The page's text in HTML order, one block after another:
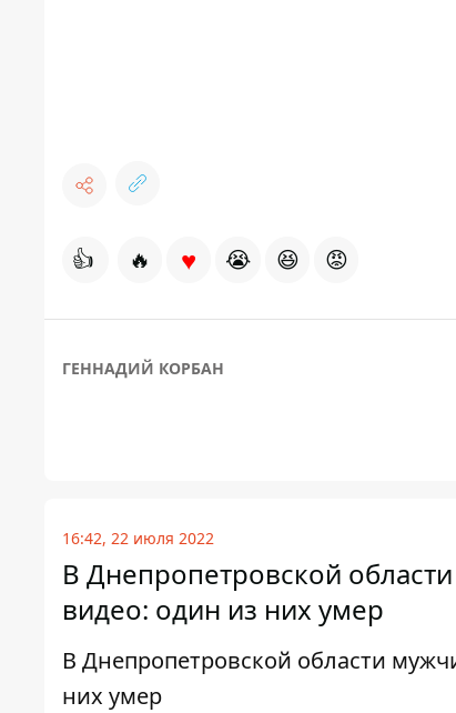
👍 🔥 ♥ 😭 😆 😡
ГЕННАДИЙ КОРБАН
16:42, 22 июля 2022
В Днепропетровской
видео: один из них умер
В Днепропетровской области
них умер